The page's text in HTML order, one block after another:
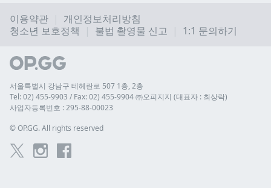
이용약관
개인정보처리방침
청소년 보호정책
불법 촬영물 신고 1:1 문의하기
서울특별시 강남구 테헤란로 507 1층, 2층
Tel: 02) 455-9903 / Fax: 02) 455-9904 ㈜오피지지 (대표자 : 최상락)
사업자등록번호 : 295-88-00023
© OP.GG. All rights reserved